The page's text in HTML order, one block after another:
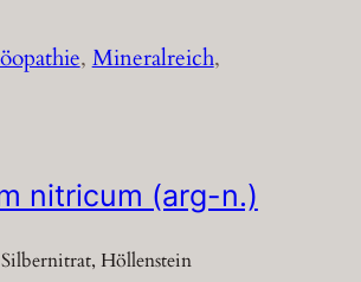
, Mineralreich
nitricum (arg-n.)
Höllenstein